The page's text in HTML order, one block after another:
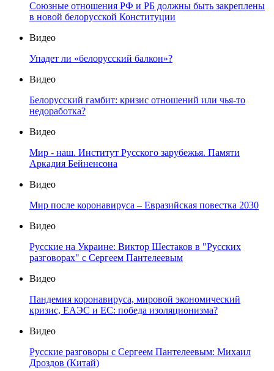
Союзные отношения РФ и РБ должны быть закреплены
в новой белорусской Конституции
Видео
Упадет ли «белорусский балкон»?
Видео
Белорусский гамбит: кризис отношений или чья-то
недоработка?
Видео
Мир - наш. Институт Русского зарубежья. Памяти
Аркадия Бейненсона
Видео
Мир после коронавируса – Евразийская повестка 2030
Видео
Русские на Украине: Виктор Шестаков в "Русских
разговорах" с Сергеем Пантелеевым
Видео
Пандемия коронавируса, мировой экономический
кризис, ЕАЭС и ЕС: победа изоляционизма?
Видео
Русские разговоры с Сергеем Пантелеевым: Михаил
Дроздов (Китай)